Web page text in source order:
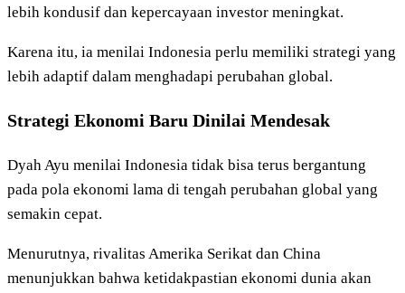
lebih kondusif dan kepercayaan investor meningkat.
Karena itu, ia menilai Indonesia perlu memiliki strategi yang
lebih adaptif dalam menghadapi perubahan global.
Strategi Ekonomi Baru Dinilai Mendesak
Dyah Ayu menilai Indonesia tidak bisa terus bergantung
pada pola ekonomi lama di tengah perubahan global yang
semakin cepat.
Menurutnya, rivalitas Amerika Serikat dan China
menunjukkan bahwa ketidakpastian ekonomi dunia akan